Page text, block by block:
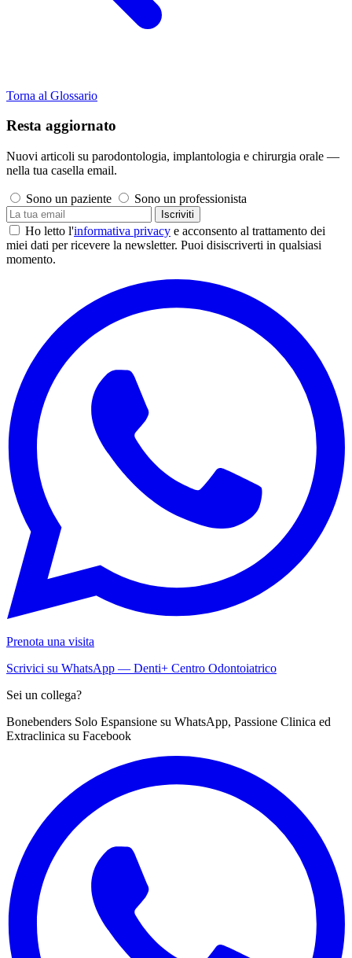
Torna al Glossario
Resta aggiornato
Nuovi articoli su parodontologia, implantologia e chirurgia orale —
nella tua casella email.
Sono un paziente Sono un professionista
Iscriviti
Ho letto l'informativa privacy e acconsento al trattamento dei
miei dati per ricevere la newsletter. Puoi disiscriverti in qualsiasi
momento.
Prenota una visita
Scrivici su WhatsApp — Denti+ Centro Odontoiatrico
Sei un collega?
Bonebenders Solo Espansione su WhatsApp, Passione Clinica ed
Extraclinica su Facebook